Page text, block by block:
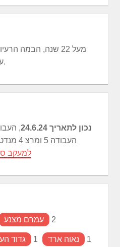
מעל 22 שנה, הבמה
עבור חברי מפלגת העבודה.
נכון לתאריך 24.6.24
(N12), העבודה 5 ומרצ 4 מנדטים (מעריב)
למעקב
עמרם מצנע 2
גדוד 1 נאוה ארד 1